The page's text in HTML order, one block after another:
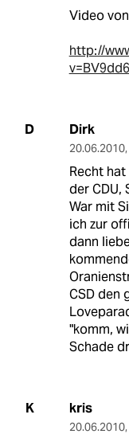
Video
http://
D Dirk
20.06.2010,
Recht
der CDU,
War mit
ich zur
dann
CSD den
"komm,
Schade
K kris
20.06.2010,